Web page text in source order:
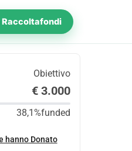
Raccoltafondi
Obiettivo
€ 3.000
38,1%funded
hanno Donato